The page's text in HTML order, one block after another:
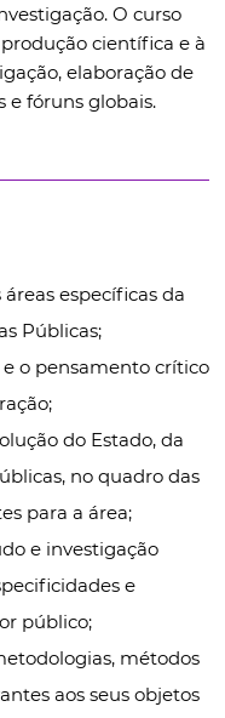
O curso
científica e à
elaboração de
e fóruns globais.
específicas da
Públicas;
o pensamento crítico
do Estado, da
no quadro das
para a área;
e investigação
e
público;
métodos
aos seus objetos